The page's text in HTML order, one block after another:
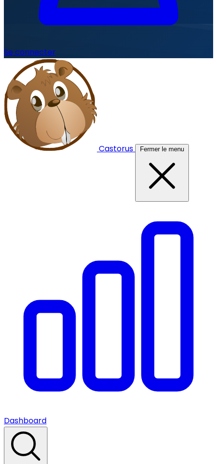
Se connecter
Castorus Fermer le menu
Dashboard